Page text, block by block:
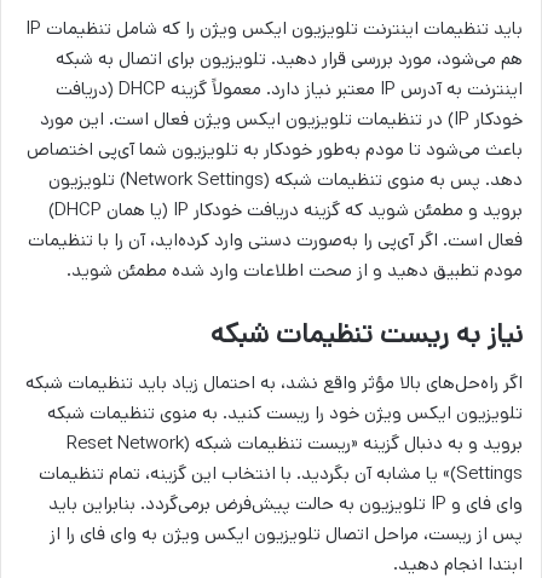
باید تنظیمات اینترنت تلویزیون ایکس ویژن را که شامل تنظیمات IP
هم می‌شود، مورد بررسی قرار دهید. تلویزیون برای اتصال به شبکه
اینترنت به آدرس IP معتبر نیاز دارد. معمولاً گزینه DHCP (دریافت
خودکار IP) در تنظیمات تلویزیون ایکس ویژن فعال است. این مورد
باعث می‌شود تا مودم به‌طور خودکار به تلویزیون شما آی‌پی اختصاص
دهد. پس به منوی تنظیمات شبکه (Network Settings) تلویزیون
بروید و مطمئن شوید که گزینه دریافت خودکار IP (یا همان DHCP)
فعال است. اگر آی‌پی را به‌صورت دستی وارد کرده‌اید، آن را با تنظیمات
مودم تطبیق دهید و از صحت اطلاعات وارد شده مطمئن شوید.
نیاز به ریست تنظیمات شبکه
اگر راه‌حل‌های بالا مؤثر واقع نشد، به احتمال زیاد باید تنظیمات شبکه
تلویزیون ایکس ویژن خود را ریست کنید. به منوی تنظیمات شبکه
بروید و به دنبال گزینه «ریست تنظیمات شبکه (Reset Network
Settings)» یا مشابه آن بگردید. با انتخاب این گزینه، تمام تنظیمات
وای فای و IP تلویزیون به حالت پیش‌فرض برمی‌گردد. بنابراین باید
پس از ریست، مراحل اتصال تلویزیون ایکس ویژن به وای فای را از
ابتدا انجام دهید.